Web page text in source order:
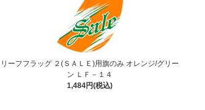
リーフフラッグ ２(ＳＡＬＥ)用旗のみ オレンジ/グリー
ン ＬＦ－１４
1,484円(税込)